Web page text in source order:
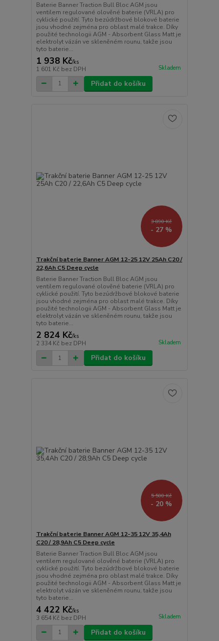
Baterie Banner Traction Bull Bloc AGM jsou
ventilem regulované olověné baterie (VRLA) pro
cyklické použití. Tyto bezúdržbové blokové baterie
jsou vhodné zejména pro oblast malé trakce. Díky
použité technologii AGM - Absorbent Glass Matt je
elektrolyt vázán ve skleněném rounu, takže jsou
tyto baterie...
1 938 Kč/ks
1 601 Kč bez DPH Skladem
Přidat do košíku
3 890 Kč
- 27 %
Trakční baterie Banner AGM 12-25 12V 25Ah C20 /
22,6Ah C5 Deep cycle
Baterie Banner Traction Bull Bloc AGM jsou
ventilem regulované olověné baterie (VRLA) pro
cyklické použití. Tyto bezúdržbové blokové baterie
jsou vhodné zejména pro oblast malé trakce. Díky
použité technologii AGM - Absorbent Glass Matt je
elektrolyt vázán ve skleněném rounu, takže jsou
tyto baterie...
2 824 Kč/ks
2 334 Kč bez DPH Skladem
Přidat do košíku
5 500 Kč
- 20 %
Trakční baterie Banner AGM 12-35 12V 35,4Ah
C20 / 28,9Ah C5 Deep cycle
Baterie Banner Traction Bull Bloc AGM jsou
ventilem regulované olověné baterie (VRLA) pro
cyklické použití. Tyto bezúdržbové blokové baterie
jsou vhodné zejména pro oblast malé trakce. Díky
použité technologii AGM - Absorbent Glass Matt je
elektrolyt vázán ve skleněném rounu, takže jsou
tyto baterie...
4 422 Kč/ks
3 654 Kč bez DPH Skladem
Přidat do košíku